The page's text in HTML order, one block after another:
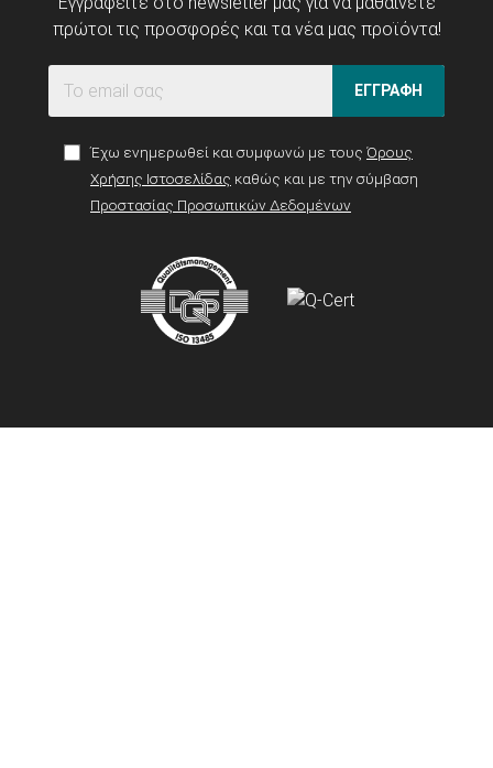
πρώτοι τις προσφορές και τα νέα μας προϊόντα!
ΕΓΓΡΑΦΗ
Έχω ενημερωθεί και συμφωνώ με τους Όρους
Χρήσης Ιστοσελίδας καθώς και με την σύμβαση
Προστασίας Προσωπικών Δεδομένων